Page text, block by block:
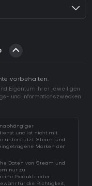
vorbehalten.
Eigentum ihrer jeweiligen
und Informationszwecken
und ist nicht mit
unterstützt. Steam und
Marken der
Daten von Steam und
nur zu
Produkte oder
für die Richtigkeit,